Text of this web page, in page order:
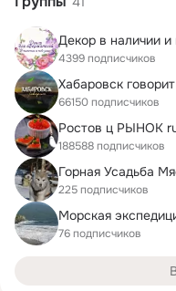
Декор в наличии и
4399 подписчиков
Хабаровск говорит
66150 подписчиков
188588 подписчиков
Горная Усадьба
225 подписчиков
Морская
76 подписчиков